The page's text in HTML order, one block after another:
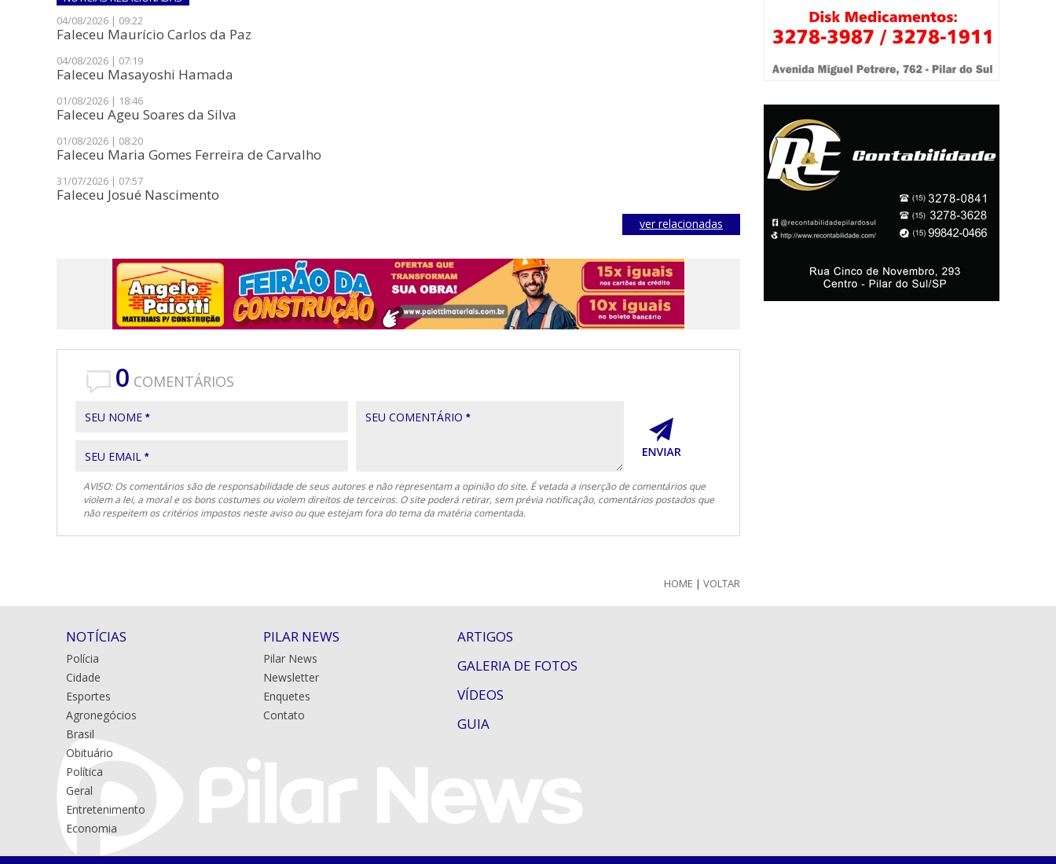
04/08/2026 | 09:22
Faleceu Maurício Carlos da Paz
04/08/2026 | 07:19
Faleceu Masayoshi Hamada
01/08/2026 | 18:46
Faleceu Ageu Soares da Silva
01/08/2026 | 08:20
Faleceu Maria Gomes Ferreira de Carvalho
31/07/2026 | 07:57
Faleceu Josué Nascimento
ver relacionadas
0 COMENTÁRIOS
SEU NOME *
SEU EMAIL *
SEU COMENTÁRIO *
AVISO: Os comentários são de responsabilidade de seus autores e não representam a opinião do site. É vetada a inserção de comentários que
violem a lei, a moral e os bons costumes ou violem direitos de terceiros. O site poderá retirar, sem prévia notificação, comentários postados que
não respeitem os critérios impostos neste aviso ou que estejam fora do tema da matéria comentada.
HOME | VOLTAR
NOTÍCIAS
Polícia
Cidade
Esportes
Agronegócios
Brasil
Obituário
Política
Geral
Entretenimento
Economia
PILAR NEWS
Pilar News
Newsletter
Enquetes
Contato
ARTIGOS
GALERIA DE FOTOS
VÍDEOS
GUIA